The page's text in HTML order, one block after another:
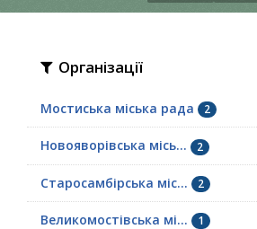
Організації
Мостиська міська рада 2
Новояворівська місь... 2
Старосамбірська міс... 2
Великомостівська мі... 1